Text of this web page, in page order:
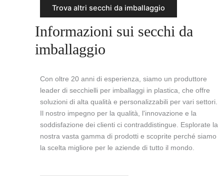
Trova altri secchi da imballaggio
Informazioni sui secchi da
imballaggio
Con oltre 20 anni di esperienza, siamo un produttore
leader di secchielli per imballaggi in plastica, che offre
soluzioni di alta qualità e personalizzabili per vari settori.
Il nostro impegno per la qualità, l'innovazione e la
soddisfazione dei clienti ci contraddistingue. Esplorate la
nostra vasta gamma di prodotti e scoprite perché siamo
la scelta migliore per le aziende di tutto il mondo.